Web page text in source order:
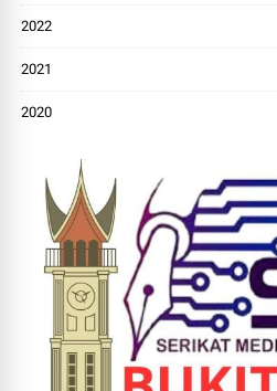
2022
2021
2020